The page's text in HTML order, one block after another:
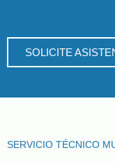
SOLICITE
SERVICIO TÉCNICO